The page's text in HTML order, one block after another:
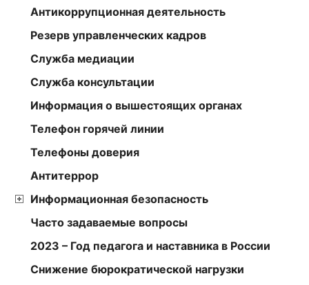
Антикоррупционная деятельность
Резерв управленческих кадров
Служба медиации
Служба консультации
Информация о вышестоящих органах
Телефон горячей линии
Телефоны доверия
Антитеррор
Информационная безопасность
Часто задаваемые вопросы
2023 – Год педагога и наставника в России
Снижение бюрократической нагрузки